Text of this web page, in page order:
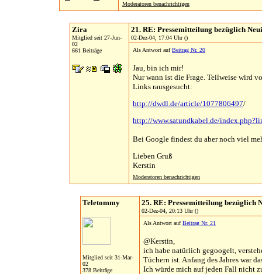
Moderatoren benachrichtigen
Zira
Mitglied seit 27-Jun-
02
661 Beiträge
21. RE: Pressemitteilung bezüglich
02-Dez-04, 17:04 Uhr ()
Als Antwort aufBeitrag Nr. 20
Jau, bin ich mir!
Nur wann ist die Frage. Teilweise wird
Links rausgesucht:
http://dwdl.de/article/1077806497/
http://www.satundkabel.de/
Bei Google findest du aber noch viel
Lieben Gruß
Kerstin
Moderatoren benachrichtigen
Teletommy
Mitglied seit 31-Mar-
02
378 Beiträge
25. RE: Pressemitteilung bezüglich
02-Dez-04, 20:13 Uhr ()
Als Antwort aufBeitrag Nr. 21
@Kerstin,
ich habe natürlich gegoogelt,
Tüchern ist. Anfang des Jahres war
Ich würde mich auf jeden Fall nicht